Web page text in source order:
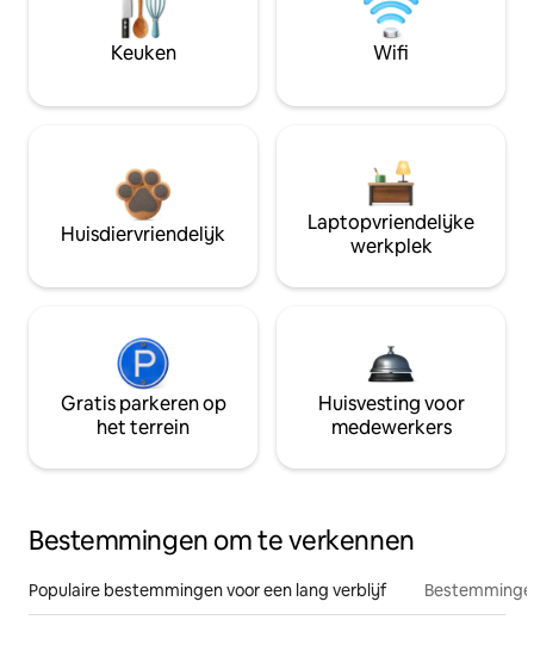
Keuken Wifi
Huisdiervriendelijk
Laptopvriendelijke
werkplek
Gratis parkeren op
het terrein
Huisvesting voor
medewerkers
Bestemmingen om te verkennen
Populaire bestemmingen voor een lang verblijf